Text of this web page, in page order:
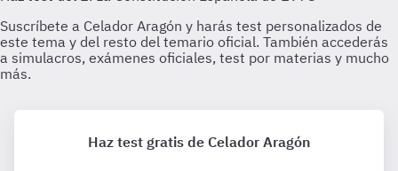
Haz test gratis de Celador Aragón